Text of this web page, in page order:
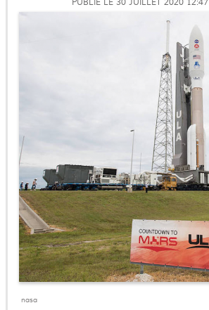
PUBLIÉ LE 30 JUILLET 2020 12:47
nasa